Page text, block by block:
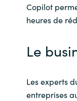
Copilot
heures de
Le
Les experts
entreprises